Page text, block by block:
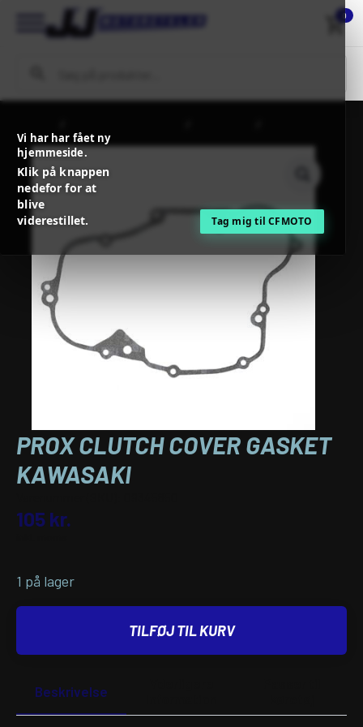
Vi har har fået ny
hjemmeside.
Klik på knappen
nedefor for at
blive
viderestillet.
Tag mig til CFMOTO
0
COVER GASKET KAWASAKI
PROX CLUTCH COVER GASKET
KAWASAKI
105 kr.
1 på lager
TILFØJ TIL KURV
Beskrivelse